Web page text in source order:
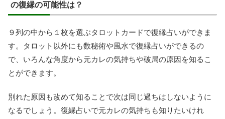
の復縁の可能性は？
９列の中から１枚を選ぶタロットカードで復縁占いができま
す。タロット以外にも数秘術や風水で復縁占いができるの
で、いろんな角度から元カレの気持ちや破局の原因を知るこ
とができます。
別れた原因も改めて知ることで次は同じ過ちはしないように
なるでしょう。復縁占いで元カレの気持ちも知りたいけれ